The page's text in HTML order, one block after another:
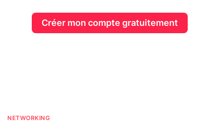
Créer mon compte gratuitement
NETWORKING